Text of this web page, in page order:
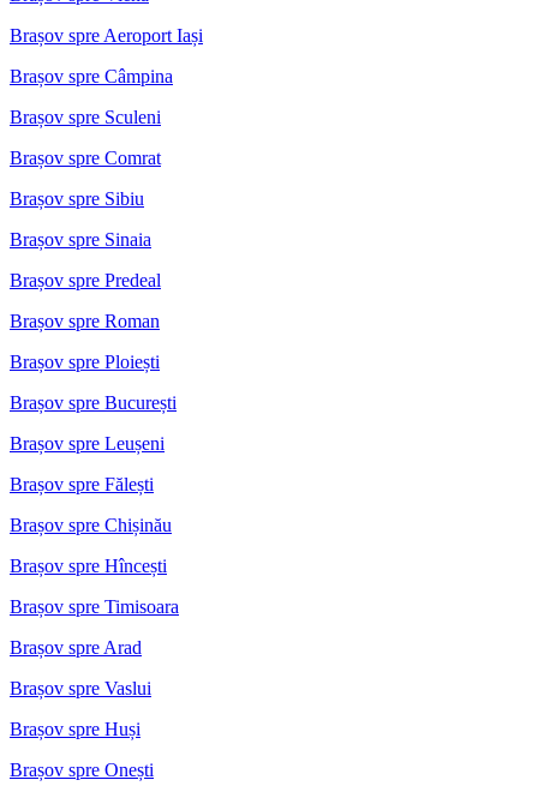
Brașov spre Aeroport Iași
Brașov spre Câmpina
Brașov spre Sculeni
Brașov spre Comrat
Brașov spre Sibiu
Brașov spre Sinaia
Brașov spre Predeal
Brașov spre Roman
Brașov spre Ploiești
Brașov spre București
Brașov spre Leușeni
Brașov spre Fălești
Brașov spre Chișinău
Brașov spre Hîncești
Brașov spre Timisoara
Brașov spre Arad
Brașov spre Vaslui
Brașov spre Huși
Brașov spre Onești